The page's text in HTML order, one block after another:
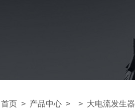
首页 > 产品中心 > > 大电流发生器